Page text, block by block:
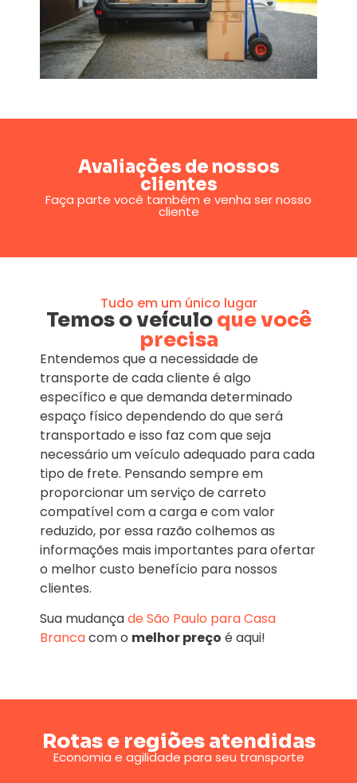
Avaliações de nossos
clientes
Faça parte você também e venha ser nosso
cliente
Tudo em um único lugar
Temos o veículoque você
precisa
Entendemos que a necessidade de
transporte de cada cliente é algo
específico e que demanda determinado
espaço físico dependendo do que será
transportado e isso faz com que seja
necessário um veículo adequado para cada
tipo de frete. Pensando sempre em
proporcionar um serviço de carreto
compatível com a carga e com valor
reduzido, por essa razão colhemos as
informações mais importantes para ofertar
o melhor custo benefício para nossos
clientes.
Sua mudançade São Paulo para Casa
Brancacom o melhor preço é aqui!
Rotas e regiões atendidas
Economia e agilidade para seu transporte